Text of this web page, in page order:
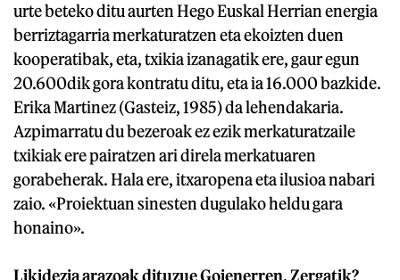
urte beteko ditu aurten Hego Euskal Herrian energia
berriztagarria merkaturatzen eta ekoizten duen
kooperatibak, eta, txikia izanagatik ere, gaur egun
20.600dik gora kontratu ditu, eta ia 16.000 bazkide.
Erika Martinez (Gasteiz, 1985) da lehendakaria.
Azpimarratu du bezeroak ez ezik merkaturatzaile
txikiak ere pairatzen ari direla merkatuaren
gorabeherak. Hala ere, itxaropena eta ilusioa nabari
zaio. «Proiektuan sinesten dugulako heldu gara
honaino».
Likidezia arazoak dituzue Goienerren. Zergatik?